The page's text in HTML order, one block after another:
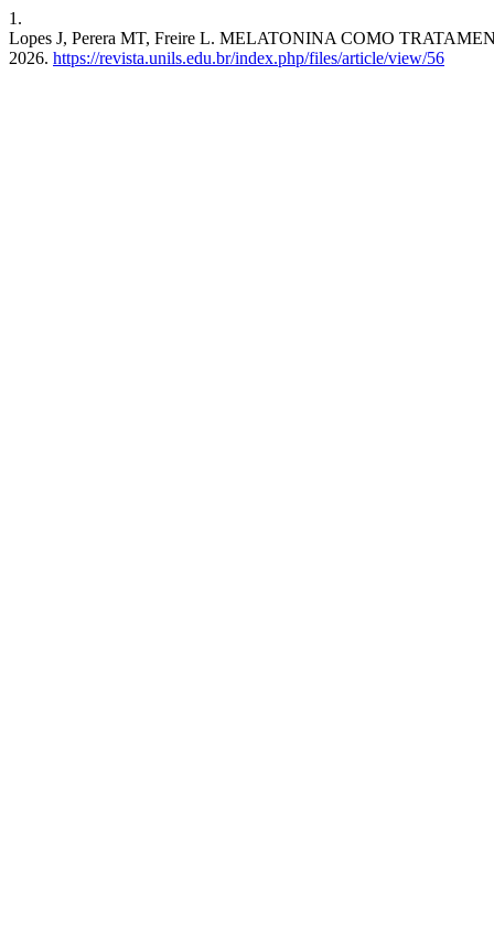
1.
Lopes J, Perera MT, Freire L. MELATONINA COMO
2026. https://revista.unils.edu.br/index.php/files/article/view/56